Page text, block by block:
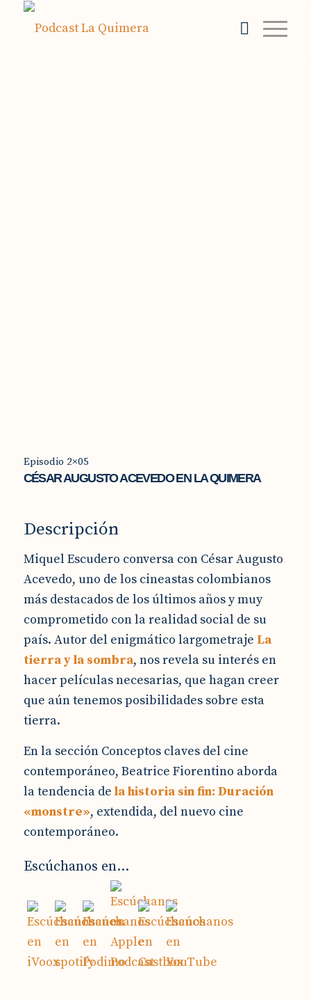
Episodio 2×05
CÉSAR AUGUSTO ACEVEDO EN LA QUIMERA
Descripción
Miquel Escudero conversa con César Augusto
Acevedo, uno de los cineastas colombianos
más destacados de los últimos años y muy
comprometido con la realidad social de su
país. Autor del enigmático largometraje La
tierra y la sombra, nos revela su interés en
hacer películas necesarias, que hagan creer
que aún tenemos posibilidades sobre esta
tierra.
En la sección Conceptos claves del cine
contemporáneo, Beatrice Fiorentino aborda
la tendencia de la historia sin fin: Duración
«monstre», extendida, del nuevo cine
contemporáneo.
Escúchanos en...